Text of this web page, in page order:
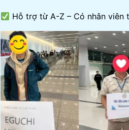
Hỗ trợ từ A-Z – Có nhân viên